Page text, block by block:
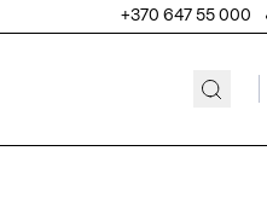
+370 647 55 000